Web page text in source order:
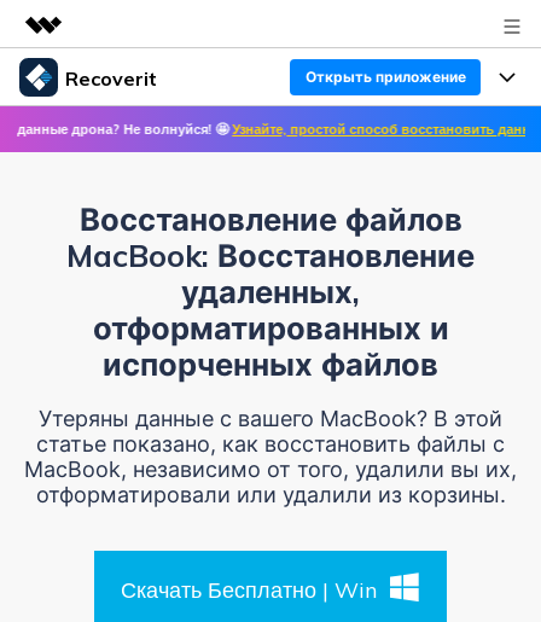
Рекомендуемые продукты
Цифровая креативность AIGC
Бизнес
Решения
Поддержка
Recoverit Открыть приложение
Продукты
Восстановление фото/видео/аудио
Другие продукты Recoverit
Особенности
Восстановление медиафайлов
Восстановление документов
УЗНАЙТЕ ОБО ВСЕХ ФУНКЦИЯХ
Решение проблем с файлами
Решение проблем с компьютером
Решения для устройств хранения данных
Руководство пользователя
Справочный центр
СКАЧАТЬ БЕСПЛАТНО Войти
Поиск
дрона? Не волнуйся! 🤩Узнайте, простой способ восстановить данные с
Восстановление файлов
MacBook: Восстановление
удаленных,
отформатированных и
испорченных файлов
Утеряны данные с вашего MacBook? В этой
статье показано, как восстановить файлы с
MacBook, независимо от того, удалили вы их,
отформатировали или удалили из корзины.
Скачать Бесплатно | Win